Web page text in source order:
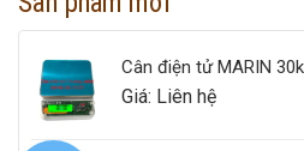
Cân điện tử MARIN
Giá: Liên hệ